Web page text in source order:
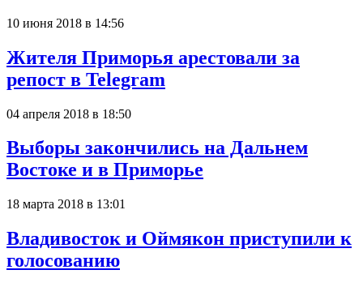
10 июня 2018 в 14:56
Жителя Приморья арестовали за
репост в Telegram
04 апреля 2018 в 18:50
Выборы закончились на Дальнем
Востоке и в Приморье
18 марта 2018 в 13:01
Владивосток и Оймякон приступили к
голосованию